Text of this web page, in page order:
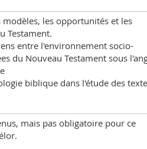
les opportunités et les
Testament.
entre l'environnement socio-
du Nouveau Testament sous
biblique dans l'étude des
mais pas obligatoire pour ce